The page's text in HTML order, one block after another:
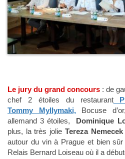
Le jury du grand concours : de
chef 2 étoiles du restaurant
Tommy Myllymaki,Bocuse
allemand 3 étoiles, Dominique
plus, la très jolie Tereza Nemecek
autour du vin à Prague et bien sûr
Relais Bernard Loiseau où il a